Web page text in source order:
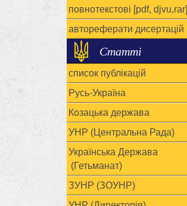
повнотекстові [pdf, djvu,rar]
автореферати дисертацій
Статті
список публікацій
Русь-Україна
Козацька держава
УНР (Центральна Рада)
Українська Держава
(Гетьманат)
ЗУНР (ЗОУНР)